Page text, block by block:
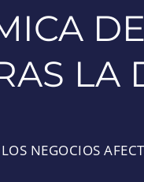
LA
NEGOCIOS